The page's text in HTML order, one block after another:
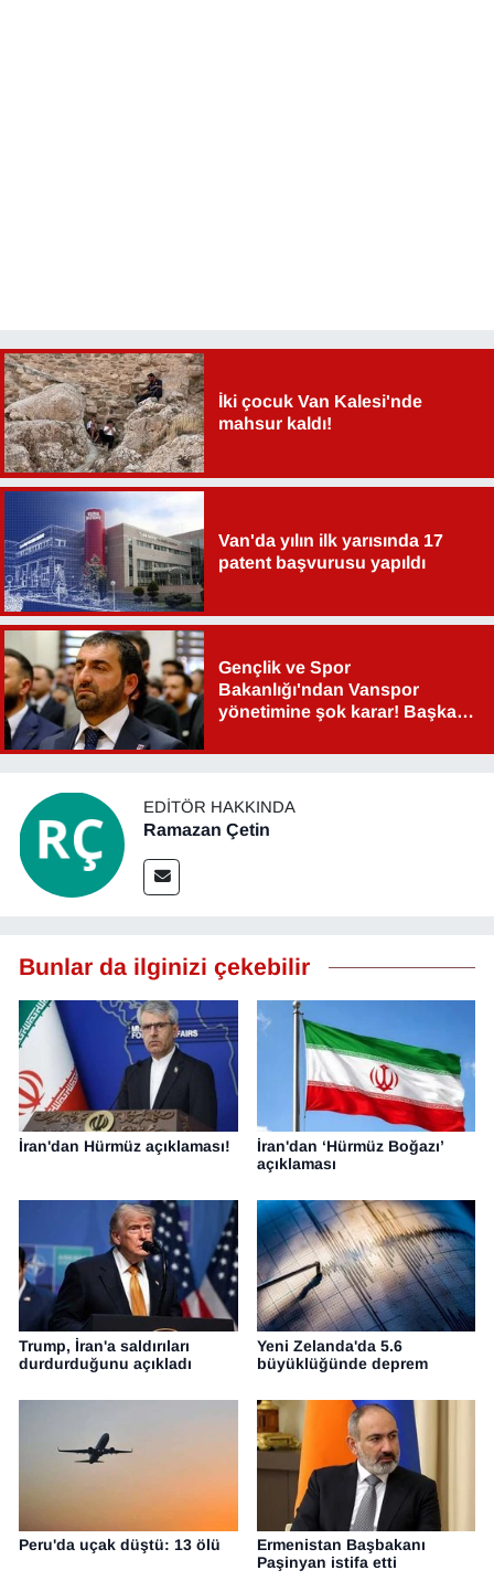
İki çocuk Van Kalesi'nde
mahsur kaldı!
Van'da yılın ilk yarısında 17
patent başvurusu yapıldı
Gençlik ve Spor
Bakanlığı'ndan Vanspor
yönetimine şok karar! Başkan
EDITÖR HAKKINDA
Ramazan Çetin
Bunlar da ilginizi çekebilir
İran'dan Hürmüz açıklaması!
İran'dan ‘Hürmüz Boğazı’
açıklaması
Trump, İran'a saldırıları
durdurduğunu açıkladı
Yeni Zelanda'da 5.6
büyüklüğünde deprem
Peru'da uçak düştü: 13 ölü
Ermenistan Başbakanı
Paşinyan istifa etti